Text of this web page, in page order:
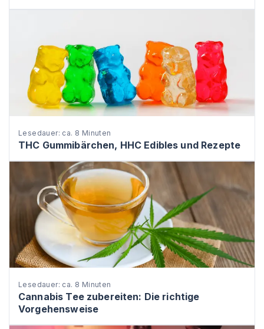
Lesedauer: ca. 8 Minuten
THC Gummibärchen, HHC Edibles und Rezepte
Lesedauer: ca. 8 Minuten
Cannabis Tee zubereiten: Die richtige
Vorgehensweise